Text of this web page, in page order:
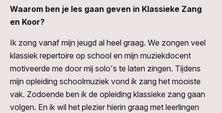
Waarom ben je les gaan geven in Klassieke Zang
en Koor?
Ik zong vanaf mijn jeugd al heel graag. We zongen veel
klassiek repertoire op school en mijn muziekdocent
motiveerde me door mij solo's te laten zingen. Tijdens
mijn opleiding schoolmuziek vond ik zang het mooiste
vak. Zodoende ben ik de opleiding klassieke zang gaan
volgen. En ik wil het plezier hierin graag met leerlingen